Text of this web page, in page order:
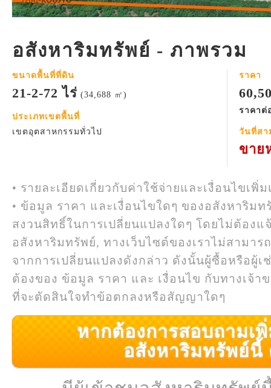
อสังหาริมทรัพย์ - ภาพรวม
ขนาดพื้นที่ที่ดิน
21-2-72 ไร่ (34,688 ㎡)
ประเภทเขตพื้นที่
เขตอุตสาหกรรมทั่วไป
ราคา
ราคาต่
วันที่สา
ขาย
• รายละเอียดเกี่ยวกับค่าใช้จ่ายและเงื่อนไขเ
• ข้อมูล ราคา และเงื่อนไขใดๆ ของอสังหาริม
สงวนสิทธิ์ในการเปลี่ยนแปลงใดๆ โดยไม่ต้องแ
อสังหาริมทรัพย์, ทางเว็บไซต์ของเราไม่สามา
จากการเปลี่ยนแปลงดังกล่าว ดังนั้นผู้ซื้อหรือผู้
ต้องของ ข้อมูล ราคา และ เงื่อนไข กับทางเจ้
ที่จะตัดสินใจทำข้อตกลงหรือสัญญาใดๆ
หากต้องการสอบถามเ
อสังหาริมทรัพย์นี้